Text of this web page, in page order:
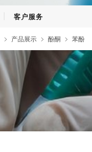
客户服务
产品展示 酚酮 苯酚